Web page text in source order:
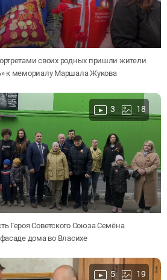
своих родных пришли жители
к мемориалу Маршала Жукова
3 18
Героя Советского Союза Семёна
дома во Власихе
5 19